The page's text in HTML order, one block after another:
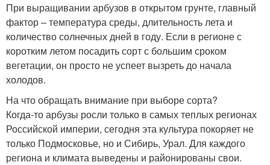
При выращивании арбузов в открытом грунте, главный
фактор – температура среды, длительность лета и
количество солнечных дней в году. Если в регионе с
коротким летом посадить сорт с большим сроком
вегетации, он просто не успеет вызреть до начала
холодов.
На что обращать внимание при выборе сорта?
Когда-то арбузы росли только в самых теплых регионах
Российской империи, сегодня эта культура покоряет не
только Подмосковье, но и Сибирь, Урал. Для каждого
региона и климата выведены и районированы свои.